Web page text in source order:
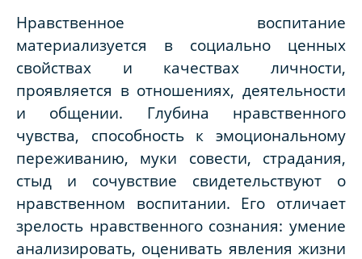
Нравственное воспитание
материализуется в социально ценных
свойствах и качествах личности,
проявляется в отношениях, деятельности
и общении. Глубина нравственного
чувства, способность к эмоциональному
переживанию, муки совести, страдания,
стыд и сочувствие свидетельствуют о
нравственном воспитании. Его отличает
зрелость нравственного сознания: умение
анализировать, оценивать явления жизни